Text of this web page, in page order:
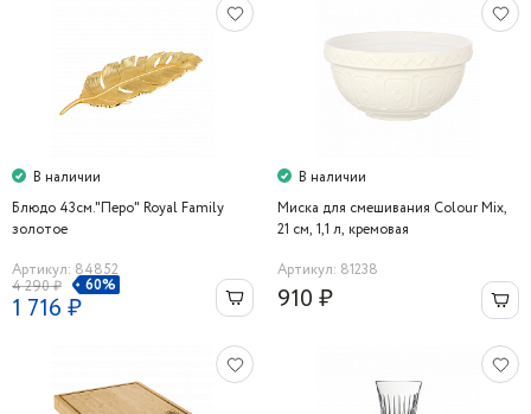
В наличии
Блюдо 43см."Перо" Royal Family
золотое
Артикул: 84852
4 290 ₽
60%
1 716 ₽
В наличии
Миска для смешивания Colour Mix,
21 см, 1,1 л, кремовая
Артикул: 81238
910 ₽